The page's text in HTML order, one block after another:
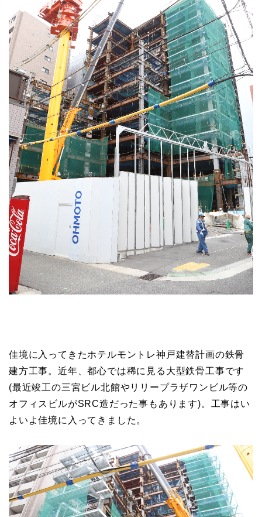
佳境に入ってきたホテルモントレ神戸建替計画の鉄骨
建方工事。近年、都心では稀に見る大型鉄骨工事です
(最近竣工の三宮ビル北館やリリープラザワンビル等の
オフィスビルがSRC造だった事もあります)。工事はい
よいよ佳境に入ってきました。